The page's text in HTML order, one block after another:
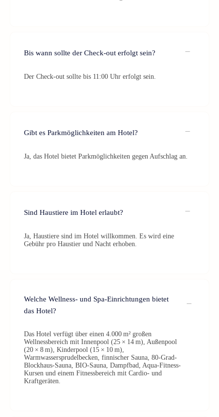
Bis wann sollte der Check-out erfolgt sein?
Der Check-out sollte bis 11:00 Uhr erfolgt sein.
Gibt es Parkmöglichkeiten am Hotel?
Ja, das Hotel bietet Parkmöglichkeiten gegen Aufschlag an.
Sind Haustiere im Hotel erlaubt?
Ja, Haustiere sind im Hotel willkommen. Es wird eine
Gebühr pro Haustier und Nacht erhoben.
Welche Wellness- und Spa-Einrichtungen bietet
das Hotel?
Das Hotel verfügt über einen 4.000 m² großen
Wellnessbereich mit Innenpool (25 × 14 m), Außenpool
(20 × 8 m), Kinderpool (15 × 10 m),
Warmwassersprudelbecken, finnischer Sauna, 80-Grad-
Blockhaus-Sauna, BIO-Sauna, Dampfbad, Aqua-Fitness-
Kursen und einem Fitnessbereich mit Cardio- und
Kraftgeräten.